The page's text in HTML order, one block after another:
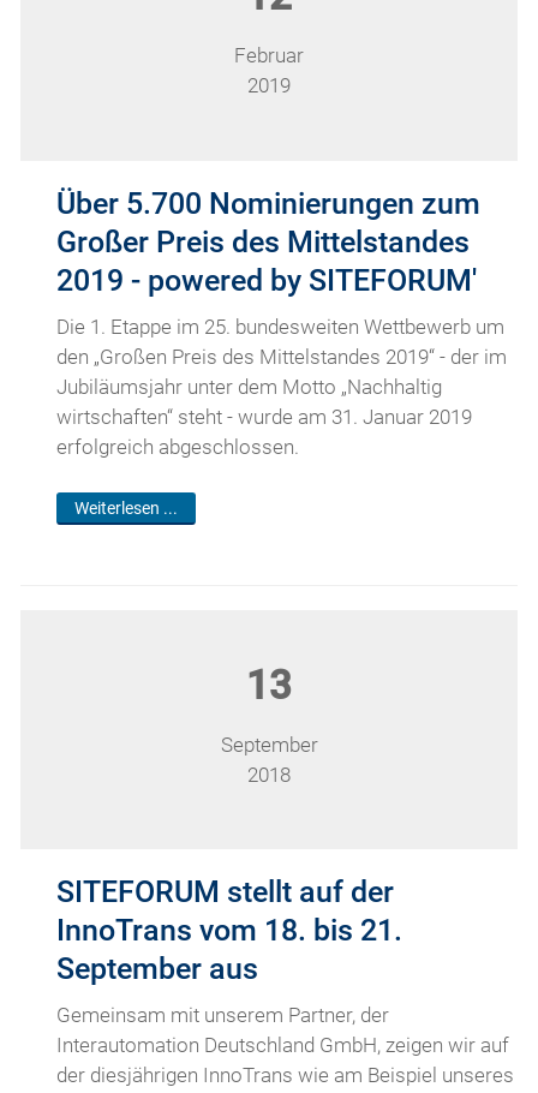
Februar
2019
Über 5.700 Nominierungen zum
Großer Preis des Mittelstandes
2019 - powered by SITEFORUM'
Die 1. Etappe im 25. bundesweiten Wettbewerb um
den „Großen Preis des Mittelstandes 2019“ - der im
Jubiläumsjahr unter dem Motto „Nachhaltig
wirtschaften“ steht - wurde am 31. Januar 2019
erfolgreich abgeschlossen.
Weiterlesen ...
13
September
2018
SITEFORUM stellt auf der
InnoTrans vom 18. bis 21.
September aus
Gemeinsam mit unserem Partner, der
Interautomation Deutschland GmbH, zeigen wir auf
der diesjährigen InnoTrans wie am Beispiel unseres